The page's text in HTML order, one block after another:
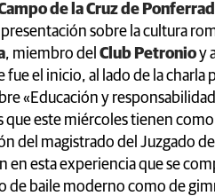
de la Cruz de
presentación sobre la cultura
, miembro del Club Petronioy
fue el inicio, al lado de la
«Educación y
que este miércoles tienen
del magistrado del Juzgado de
en esta experiencia que se
de baile moderno como de